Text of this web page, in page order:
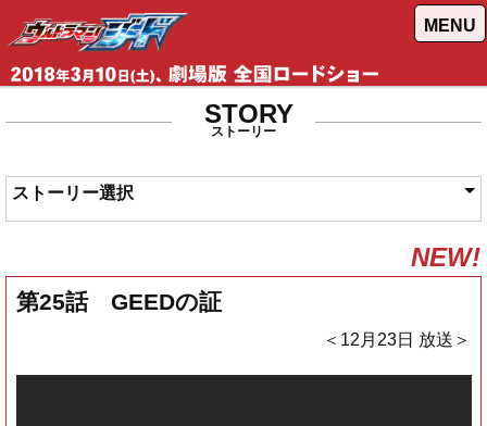
MENU
STORY
ストーリー
ストーリー選択
NEW!
第25話 GEEDの証
＜12月23日 放送＞